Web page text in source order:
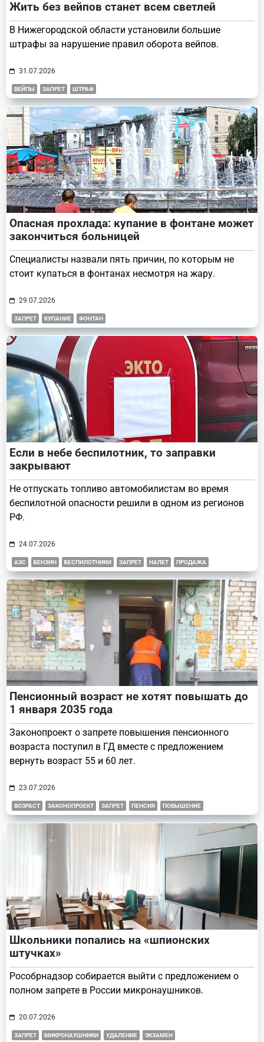
Жить без вейпов станет всем светлей
В Нижегородской области установили большие
штрафы за нарушение правил оборота вейпов.
31.07.2026
ВЕЙПЫ ЗАПРЕТ ШТРАФ
Опасная прохлада: купание в фонтане может
закончиться больницей
Специалисты назвали пять причин, по которым не
стоит купаться в фонтанах несмотря на жару.
29.07.2026
ЗАПРЕТ КУПАНИЕ ФОНТАН
Если в небе беспилотник, то заправки
закрывают
Не отпускать топливо автомобилистам во время
беспилотной опасности решили в одном из регионов
РФ.
24.07.2026
АЗС БЕНЗИН БЕСПИЛОТНИКИ ЗАПРЕТ НАЛЕТ ПРОДАЖА
Пенсионный возраст не хотят повышать до
1 января 2035 года
Законопроект о запрете повышения пенсионного
возраста поступил в ГД вместе с предложением
вернуть возраст 55 и 60 лет.
23.07.2026
ВОЗРАСТ ЗАКОНОПРОЕКТ ЗАПРЕТ ПЕНСИЯ ПОВЫШЕНИЕ
Школьники попались на «шпионских
штучках»
Рособрнадзор собирается выйти с предложением о
полном запрете в России микронаушников.
20.07.2026
ЗАПРЕТ МИКРОНАУШНИКИ УДАЛЕНИЕ ЭКЗАМЕН